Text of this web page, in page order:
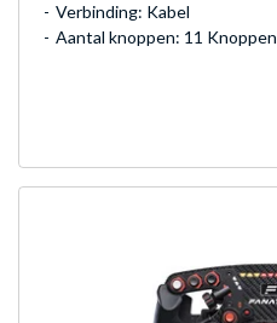
Verbinding: Kabel
Aantal knoppen: 11 Knoppen